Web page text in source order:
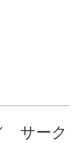
サーク